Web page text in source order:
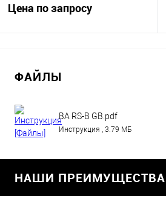
Цена по запросу
Купить в 1 клик
В избранное
наличии
ФАЙЛЫ
BA RS-B GB.pdf
Инструкция , 3.79 МБ
НАШИ ПРЕИМУЩЕСТВА